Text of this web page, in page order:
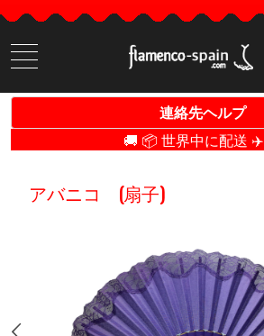
商
品
検
連絡先ヘルプ
🚚 📦 世界中に配送
アバニコ (扇子)